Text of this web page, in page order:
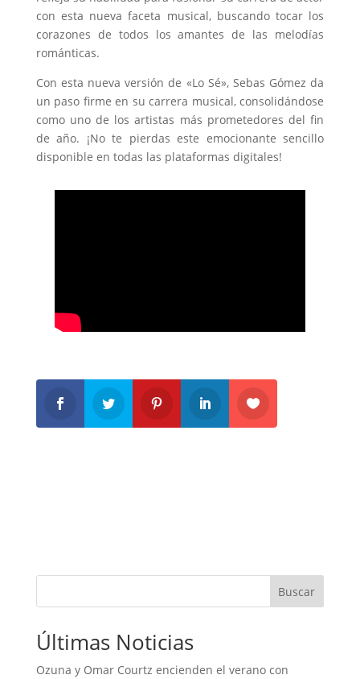
con esta nueva faceta musical, buscando tocar los
corazones de todos los amantes de las melodías
románticas.
Con esta nueva versión de «Lo Sé», Sebas Gómez da
un paso firme en su carrera musical, consolidándose
como uno de los artistas más prometedores del fin
de año. ¡No te pierdas este emocionante sencillo
disponible en todas las plataformas digitales!
Buscar
Últimas Noticias
Ozuna y Omar Courtz encienden el verano con